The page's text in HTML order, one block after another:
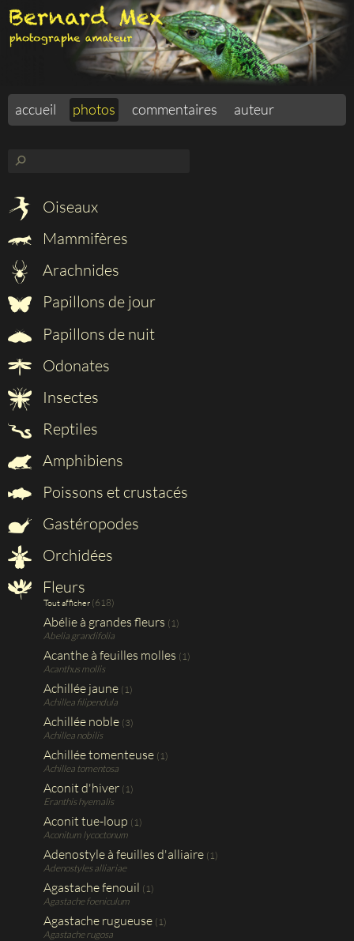
accueil photos commentaires auteur
⚲
Oiseaux
Mammifères
Arachnides
Papillons de jour
Papillons de nuit
Odonates
Insectes
Reptiles
Amphibiens
Poissons et crustacés
Gastéropodes
Orchidées
Fleurs
Tout afficher (618)
Abélie à grandes fleurs (1)
Abelia grandifolia
Acanthe à feuilles molles (1)
Acanthus mollis
Achillée jaune (1)
Achillea filipendula
Achillée noble (3)
Achillea nobilis
Achillée tomenteuse (1)
Achillea tomentosa
Aconit d'hiver (1)
Eranthis hyemalis
Aconit tue-loup (1)
Aconitum lycoctonum
Adenostyle à feuilles d'alliaire (1)
Adenostyles alliariae
Agastache fenouil (1)
Agastache foeniculum
Agastache rugueuse (1)
Agastache rugosa